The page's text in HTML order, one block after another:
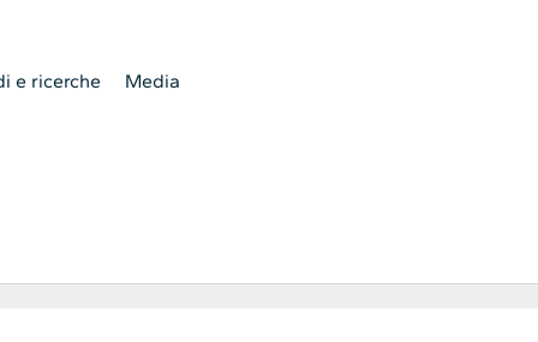
e ricerche Media